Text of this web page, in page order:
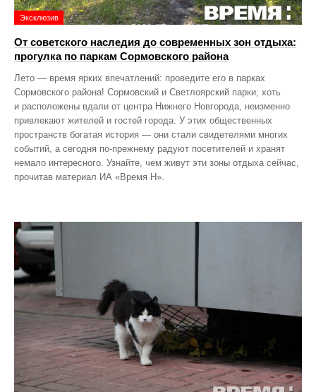
Эксклюзив
От советского наследия до современных зон отдыха:
прогулка по паркам Сормовского района
Лето — время ярких впечатлений: проведите его в парках
Сормовского района! Сормовский и Светлоярский парки, хоть
и расположены вдали от центра Нижнего Новгорода, неизменно
привлекают жителей и гостей города. У этих общественных
пространств богатая история — они стали свидетелями многих
событий, а сегодня по‑прежнему радуют посетителей и хранят
немало интересного. Узнайте, чем живут эти зоны отдыха сейчас,
прочитав материал ИА «Время Н».